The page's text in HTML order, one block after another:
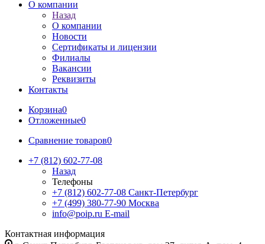
О компании
Назад
О компании
Новости
Сертификаты и лицензии
Филиалы
Вакансии
Реквизиты
Контакты
Корзина0
Отложенные0
Сравнение товаров0
+7 (812) 602-77-08
Назад
Телефоны
+7 (812) 602-77-08 Санкт-Петербург
+7 (499) 380-77-90 Москва
info@poip.ru E-mail
Контактная информация